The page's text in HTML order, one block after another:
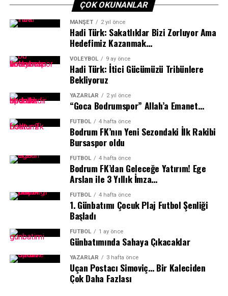
ÇOK OKUNANLAR
MANŞET 2 yıl önce
Hadi Türk: Sakatlıklar Bizi Zorluyor Ama
Hedefimiz Kazanmak…
VOLEYBOL 9 ay önce
Hadi Türk: İtici Gücümüzü Tribünlere
Bekliyoruz
YAZARLAR 2 yıl önce
“Goca Bodrumspor” Allah’a Emanet…
FUTBOL 4 hafta önce
Bodrum FK’nın Yeni Sezondaki İlk Rakibi
Bursaspor oldu
FUTBOL 4 hafta önce
Bodrum FK’dan Geleceğe Yatırım! Ege
Arslan ile 3 Yıllık İmza…
FUTBOL 4 hafta önce
1.⁠ ⁠Günbatımı Çocuk Plaj Futbol Şenliği
Başladı
FUTBOL 1 ay önce
Günbatımında Sahaya Çıkacaklar
YAZARLAR 3 hafta önce
Uçan Postacı Simoviç… Bir Kaleciden
Çok Daha Fazlası